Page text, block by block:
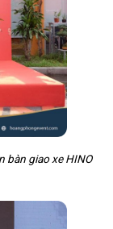
bàn giao xe HINO